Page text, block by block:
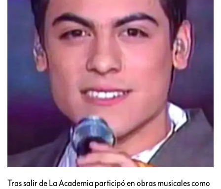
Tras salir de La Academia participó en obras musicales como